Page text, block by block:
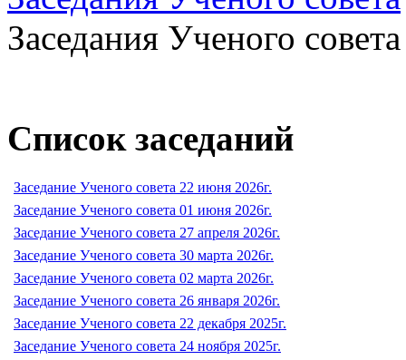
Заседания Ученого
Список заседаний
Заседание Ученого совета 22 июня 2026г.
Заседание Ученого совета 01 июня 2026г.
Заседание Ученого совета 27 апреля 2026г.
Заседание Ученого совета 30 марта 2026г.
Заседание Ученого совета 02 марта 2026г.
Заседание Ученого совета 26 января 2026г.
Заседание Ученого совета 22 декабря 2025г.
Заседание Ученого совета 24 ноября 2025г.